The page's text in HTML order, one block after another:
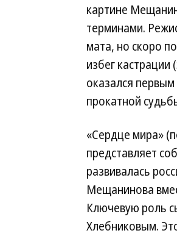
картине
терминами.
мата, но скоро
избег кастрации
оказался
прокатной
«Сердце мира»
представляет
развивалась
Мещанинова
Ключевую роль
Хлебниковым.